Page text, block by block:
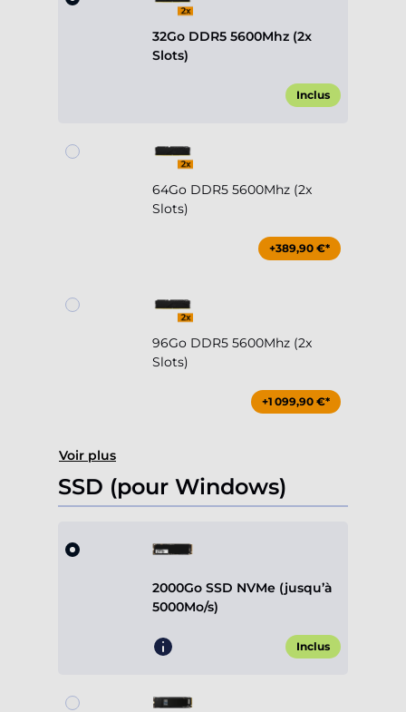
32Go DDR5 5600Mhz (2x
Slots)
Inclus
64Go DDR5 5600Mhz (2x
Slots)
+389,90 €*
96Go DDR5 5600Mhz (2x
Slots)
+1 099,90 €*
Voir plus
SSD (pour Windows)
2000Go SSD NVMe (jusqu’à
5000Mo/s)
Inclus